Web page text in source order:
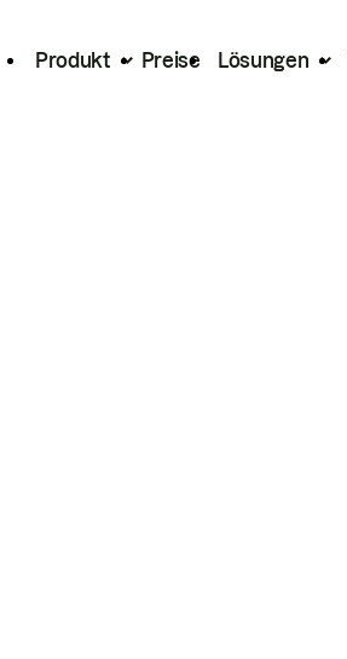
Produkt Preise Lösungen